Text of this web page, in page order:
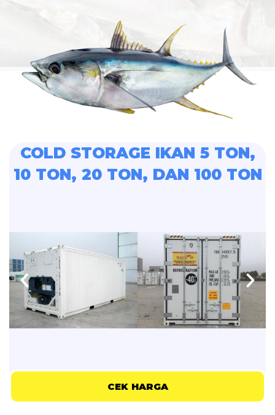
COLD STORAGE IKAN 5 TON,
10 TON, 20 TON, DAN 100 TON
CEK HARGA